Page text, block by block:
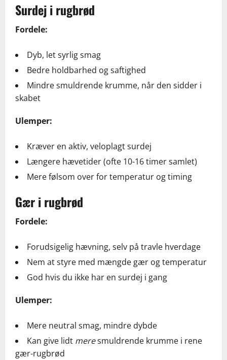
Surdej i rugbrød
Fordele:
Dyb, let syrlig smag
Bedre holdbarhed og saftighed
Mindre smuldrende krumme, når den sidder i
skabet
Ulemper:
Kræver en aktiv, veloplagt surdej
Længere hævetider (ofte 10-16 timer samlet)
Mere følsom over for temperatur og timing
Gær i rugbrød
Fordele:
Forudsigelig hævning, selv på travle hverdage
Nem at styre med mængde gær og temperatur
God hvis du ikke har en surdej i gang
Ulemper:
Mere neutral smag, mindre dybde
Kan give lidt meresmuldrende krumme i rene
gær-rugbrød